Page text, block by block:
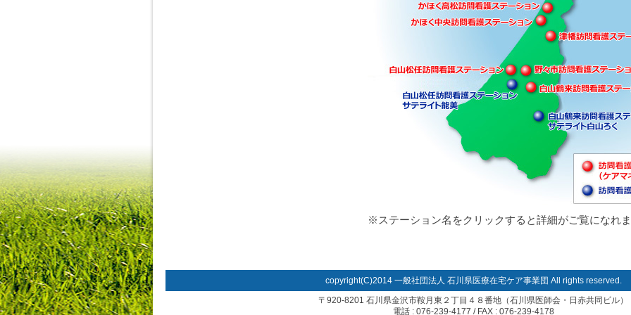
※ステーション名をクリックすると詳細がご覧になれ
copyright(C)2014 一般社団法人 石川県医療在宅ケア事業団 All rights reserved.
〒920-8201 石川県金沢市鞍月東２丁目４８番地（石川県医師会・日赤共同ビル）
電話 : 076-239-4177 / FAX : 076-239-4178